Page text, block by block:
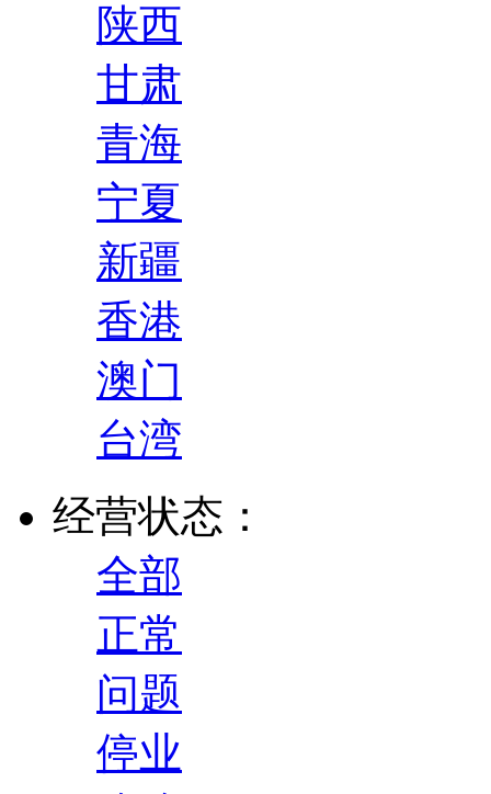
陕西
甘肃
青海
宁夏
新疆
香港
澳门
台湾
经营状态：
全部
正常
问题
停业